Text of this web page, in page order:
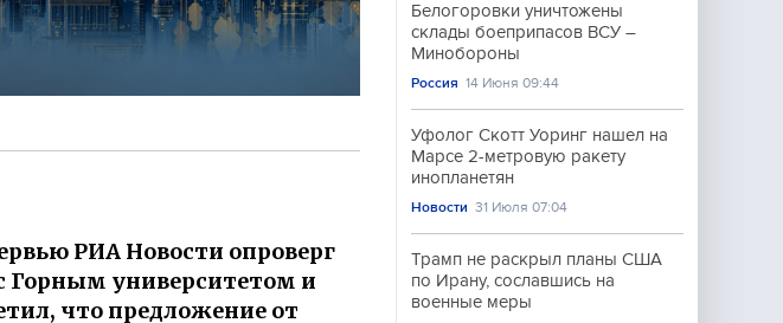
РИА Новости опроверг
Горным университетом и
что предложение от
Белогоровки уничтожены
склады боеприпасов ВСУ –
Минобороны
Россия 14 Июня 09:44
Уфолог Скотт Уоринг нашел на
Марсе 2-метровую ракету
инопланетян
Новости 31 Июля 07:04
Трамп не раскрыл планы США
по Ирану, сославшись на
военные меры